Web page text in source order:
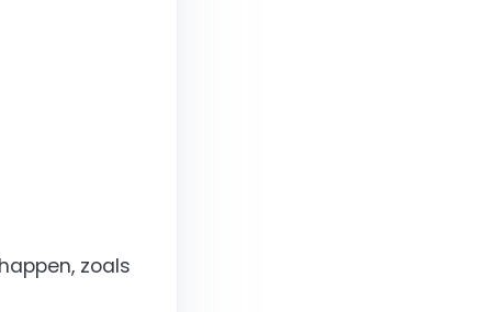
zoals